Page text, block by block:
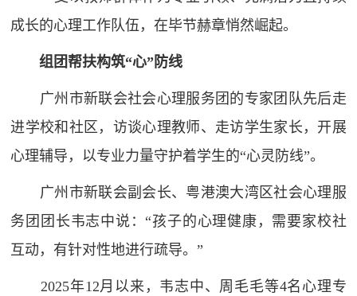
成长的心理工作队伍，在毕节赫章悄然崛起。
组团帮扶构筑“心”防线
广州市新联会社会心理服务团的专家团队先后走
进学校和社区，访谈心理教师、走访学生家长，开展
心理辅导，以专业力量守护着学生的“心灵防线”。
广州市新联会副会长、粤港澳大湾区社会心理服
务团团长韦志中说：“孩子的心理健康，需要家校社
互动，有针对性地进行疏导。”
2025年12月以来，韦志中、周毛毛等4名心理专